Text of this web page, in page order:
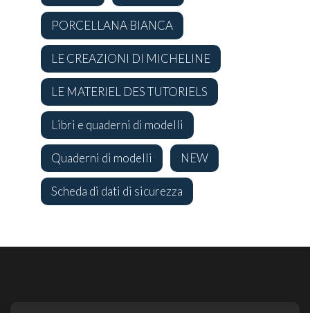
PORCELLANA BIANCA
LE CREAZIONI DI MICHELINE
LE MATERIEL DES TUTORIELS
Libri e quaderni di modelli
Quaderni di modelli NEW
Scheda di dati di sicurezza